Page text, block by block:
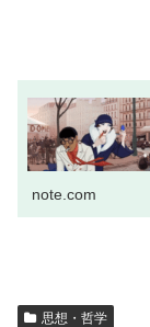
note.com
思想・哲学